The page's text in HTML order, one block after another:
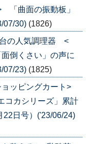
「曲面の振動板」
07/30) (1826)
台の人気調理器 <
倒くさい」の声に
07/23) (1825)
ョッピングカート>
コカシリーズ」累計
22日号）('23/06/24)